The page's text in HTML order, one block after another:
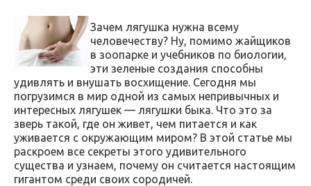
Зачем лягушка нужна всему
человечеству? Ну, помимо жайщиков
в зоопарке и учебников по биологии,
эти зеленые создания способны
удивлять и внушать восхищение. Сегодня мы
погрузимся в мир одной из самых непривычных и
интересных лягушек — лягушки быка. Что это за
зверь такой, где он живет, чем питается и как
уживается с окружающим миром? В этой статье мы
раскроем все секреты этого удивительного
существа и узнаем, почему он считается настоящим
гигантом среди своих сородичей.